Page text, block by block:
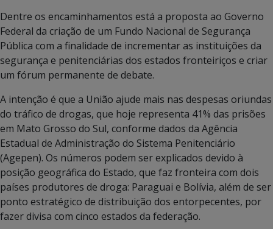
Dentre os encaminhamentos está a proposta ao Governo
Federal da criação de um Fundo Nacional de Segurança
Pública com a finalidade de incrementar as instituições da
segurança e penitenciárias dos estados fronteiriços e criar
um fórum permanente de debate.
A intenção é que a União ajude mais nas despesas oriundas
do tráfico de drogas, que hoje representa 41% das prisões
em Mato Grosso do Sul, conforme dados da Agência
Estadual de Administração do Sistema Penitenciário
(Agepen). Os números podem ser explicados devido à
posição geográfica do Estado, que faz fronteira com dois
países produtores de droga: Paraguai e Bolívia, além de ser
ponto estratégico de distribuição dos entorpecentes, por
fazer divisa com cinco estados da federação.